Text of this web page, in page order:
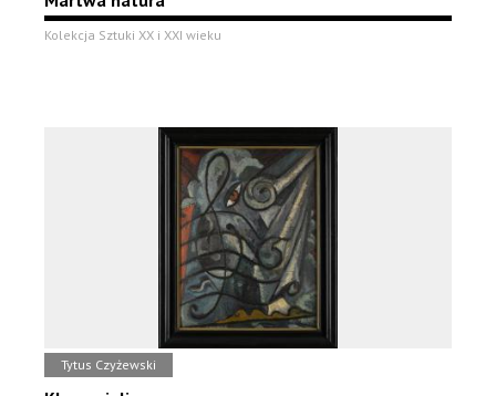
Kolekcja Sztuki XX i XXI wieku
Tytus Czyżewski